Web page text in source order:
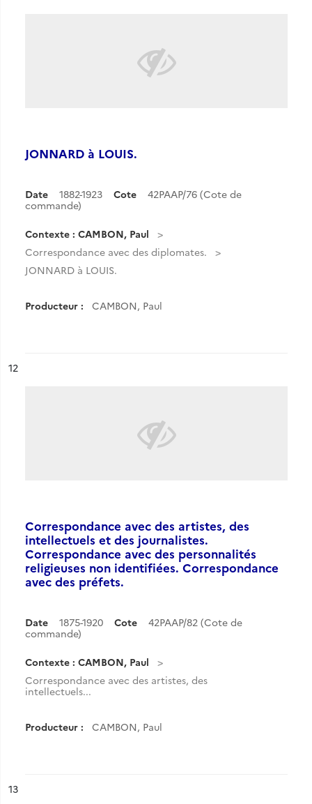
JONNARD à LOUIS.
Date 1882-1923 Cote
42PAAP/76 (Cote de
commande)
Contexte : CAMBON, Paul
Correspondance avec des diplomates.
JONNARD à LOUIS.
Producteur : CAMBON, Paul
n°
12
Correspondance avec des artistes, des
intellectuels et des journalistes.
Correspondance avec des personnalités
religieuses non identifiées. Correspondance
avec des préfets.
Date 1875-1920 Cote
42PAAP/82 (Cote de
commande)
Contexte : CAMBON, Paul
Correspondance avec des artistes, des
intellectuels...
Producteur : CAMBON, Paul
n°
13